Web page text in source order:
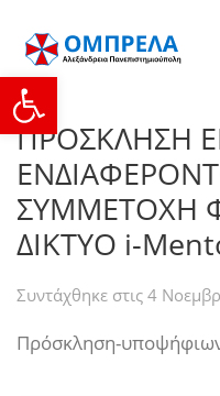
Ανοίξτε τη γραμμή εργαλείων
ΠΡΟΣΚΛΗΣΗ
ΣΥΜΜΕΤΟΧΗ
ΔΙΚΤΥΟ i-
Συντάχθηκε στις 4
Πρόσκληση-